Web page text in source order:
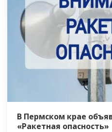
В Пермском крае
«Ракетная опасность»